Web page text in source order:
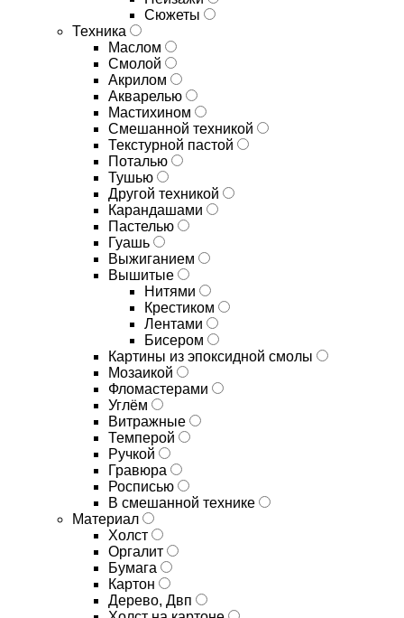
Сюжеты
Техника
Маслом
Смолой
Акрилом
Акварелью
Мастихином
Смешанной техникой
Текстурной пастой
Поталью
Тушью
Другой техникой
Карандашами
Пастелью
Гуашь
Выжиганием
Вышитые
Нитями
Крестиком
Лентами
Бисером
Картины из эпоксидной смолы
Мозаикой
Фломастерами
Углём
Витражные
Темперой
Ручкой
Гравюра
Росписью
В смешанной технике
Материал
Холст
Оргалит
Бумага
Картон
Дерево, Двп